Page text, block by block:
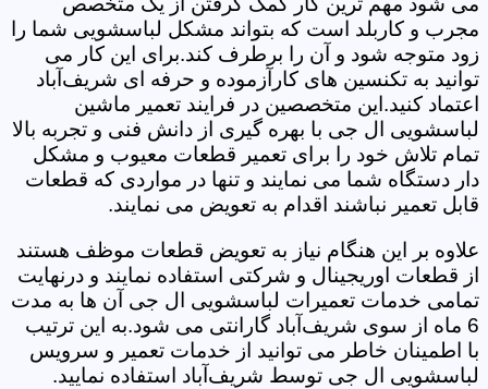
مجرب و کاربلد است که بتواند مشکل لباسشویی شما را
زود متوجه شود و آن را برطرف کند.برای این کار می
توانید به تکنسین های کارآزموده و حرفه ای شریف‌آباد
اعتماد کنید.این متخصصین در فرایند تعمیر ماشین
لباسشویی ال جی با بهره گیری از دانش فنی و تجربه بالا
تمام تلاش خود را برای تعمیر قطعات معیوب و مشکل
دار دستگاه شما می نمایند و تنها در مواردی که قطعات
قابل تعمیر نباشند اقدام به تعویض می نمایند.
علاوه بر این هنگام نیاز به تعویض قطعات موظف هستند
از قطعات اوریجینال و شرکتی استفاده نمایند و درنهایت
تمامی خدمات تعمیرات لباسشویی ال جی آن ها به مدت
6 ماه از سوی شریف‌آباد گارانتی می شود.به این ترتیب
با اطمینان خاطر می توانید از خدمات تعمیر و سرویس
لباسشویی ال جی توسط شریف‌آباد استفاده نمایید.